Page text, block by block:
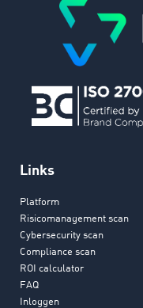
Links
Platform
Risicomanagement scan
Cybersecurity scan
Compliance scan
ROI calculator
FAQ
Inloggen